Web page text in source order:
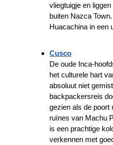
vliegtuigje en
buiten Nazca
Huacachina in een
Cusco
De oude Inca-
het culturele hart
absoluut niet
backpackersreis
gezien als de poort
ruïnes van Machu
is een prachtige
verkennen met